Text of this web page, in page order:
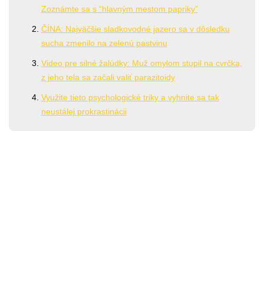
Zoznámte sa s “hlavným mestom papriky”
ČÍNA: Najväčšie sladkovodné jazero sa v dôsledku
sucha zmenilo na zelenú pastvinu
Video pre silné žalúdky: Muž omylom stupil na cvrčka,
z jeho tela sa začali valiť parazitoidy
Využite tieto psychologické triky a vyhnite sa tak
neustálej prokrastinácii